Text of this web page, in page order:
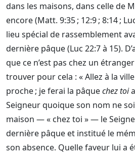
dans les maisons, dans celle de
encore (Matt. 9:35 ; 12:9 ; 8:14 ;
lieu spécial de rassemblement
dernière pâque (Luc 22:7 à 15).
que ce n’est pas chez un
trouver pour cela : « Allez à la ville
proche ; je ferai la pâquechez toi
Seigneur quoique son nom ne
maison — « chez toi » — le
dernière pâque et institué le
son absence. Quelle faveur lui a